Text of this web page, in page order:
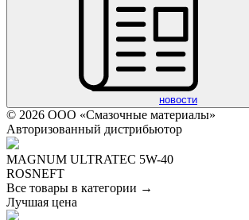
новости
© 2026 ООО «Смазочные материалы»
Авторизованный дистрибьютор
MAGNUM ULTRATEC 5W-40
ROSNEFT
Все товары в категории →
Лучшая цена